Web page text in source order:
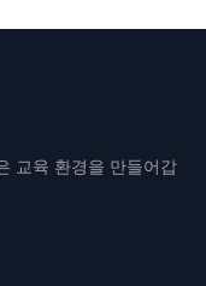
교육 환경을 만들어갑